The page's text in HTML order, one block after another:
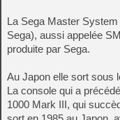
La Sega Master
Sega), aussi appelée
produite par Sega.
Au Japon elle sort sous
La console qui a
1000 Mark III, qui